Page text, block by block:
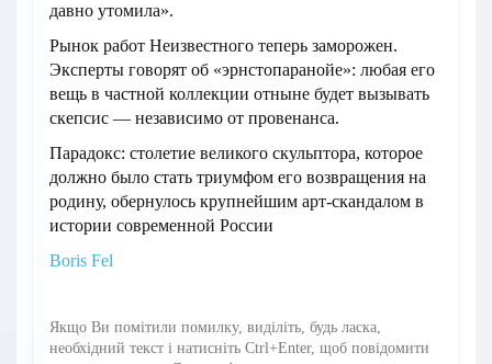
давно утомила».
Рынок работ Неизвестного теперь заморожен.
Эксперты говорят об «эрнстопаранойе»: любая его
вещь в частной коллекции отныне будет вызывать
скепсис — независимо от провенанса.
Парадокс: столетие великого скульптора, которое
должно было стать триумфом его возвращения на
родину, обернулось крупнейшим арт-скандалом в
истории современной России
Boris Fel
Якщо Ви помітили помилку, виділіть, будь ласка,
необхідний текст і натисніть Ctrl+Enter, щоб повідомити